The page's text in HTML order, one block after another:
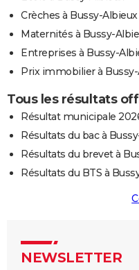
Crèches à Bussy-Albieux
Maternités à Bussy-
Entreprises à Bussy-
Prix immobilier à
Tous les résultats
Résultat municipale
Résultats du bac à
Résultats du brevet à
Résultats du BTS à
NEWSLETTER